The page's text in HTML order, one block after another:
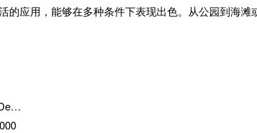
的应用，能够在多种条件下表现出色。从公园到海滩